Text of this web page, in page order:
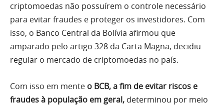
criptomoedas não possuírem o controle necessário
para evitar fraudes e proteger os investidores. Com
isso, o Banco Central da Bolívia afirmou que
amparado pelo artigo 328 da Carta Magna, decidiu
regular o mercado de criptomoedas no país.
Com isso em mente o BCB, a fim de evitar riscos e
fraudes à população em geral, determinou por meio